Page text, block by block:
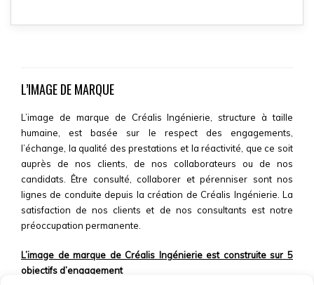
L’IMAGE DE MARQUE
L’image de marque de Créalis Ingénierie, structure à taille
humaine, est basée sur le respect des engagements,
l’échange, la qualité des prestations et la réactivité, que ce soit
auprès de nos clients, de nos collaborateurs ou de nos
candidats. Être consulté, collaborer et pérenniser sont nos
lignes de conduite depuis la création de Créalis Ingénierie. La
satisfaction de nos clients et de nos consultants est notre
préoccupation permanente.
L’image de marque de Créalis Ingénierie est construite sur 5
objectifs d’engagement